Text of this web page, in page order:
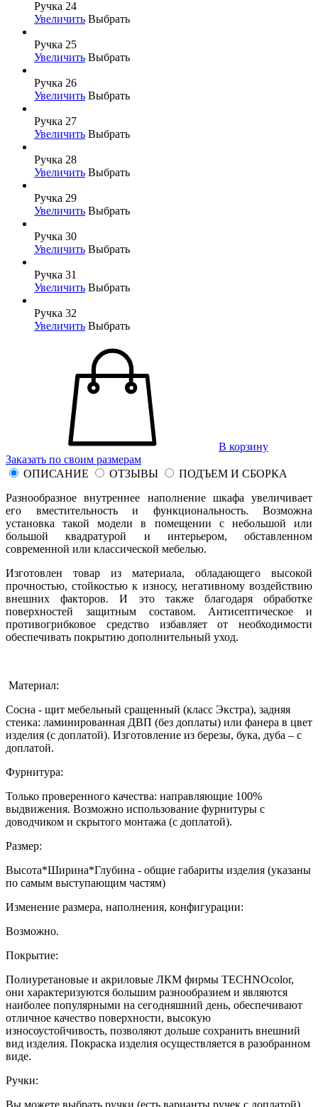
Ручка 24
Увеличить Выбрать
Ручка 25
Увеличить Выбрать
Ручка 26
Увеличить Выбрать
Ручка 27
Увеличить Выбрать
Ручка 28
Увеличить Выбрать
Ручка 29
Увеличить Выбрать
Ручка 30
Увеличить Выбрать
Ручка 31
Увеличить Выбрать
Ручка 32
Увеличить Выбрать
В корзину
Заказать по своим размерам
ОПИСАНИЕ
ОТЗЫВЫ
ПОДЪЕМ И СБОРКА
Разнообразное внутреннее наполнение шкафа увеличивает
его вместительность и функциональность. Возможна
установка такой модели в помещении с небольшой или
большой квадратурой и интерьером, обставленном
современной или классической мебелью.
Изготовлен товар из материала, обладающего высокой
прочностью, стойкостью к износу, негативному воздействию
внешних факторов. И это также благодаря обработке
поверхностей защитным составом. Антисептическое и
противогрибковое средство избавляет от необходимости
обеспечивать покрытию дополнительный уход.
Материал:
Сосна - щит мебельный сращенный (класс Экстра), задняя
стенка: ламинированная ДВП (без доплаты) или фанера в цвет
изделия (с доплатой). Изготовление из березы, бука, дуба – с
доплатой.
Фурнитура:
Только проверенного качества: направляющие 100%
выдвижения. Возможно использование фурнитуры с
доводчиком и скрытого монтажа (с доплатой).
Размер:
Высота*Ширина*Глубина - общие габариты изделия (указаны
по самым выступающим частям)
Изменение размера, наполнения, конфигурации:
Возможно.
Покрытие:
Полиуретановые и акриловые ЛКМ фирмы TECHNOcolor,
они характеризуются большим разнообразием и являются
наиболее популярными на сегодняшний день, обеспечивают
отличное качество поверхности, высокую
износоустойчивость, позволяют дольше сохранить внешний
вид изделия. Покраска изделия осуществляется в разобранном
виде.
Ручки:
Вы можете выбрать ручки (есть варианты ручек с доплатой).